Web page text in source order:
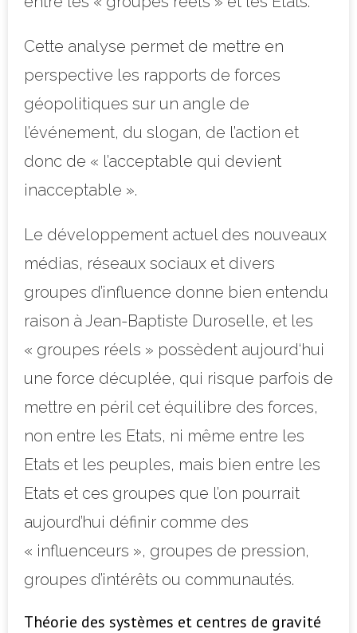
Cette analyse permet de mettre en
perspective les rapports de forces
géopolitiques sur un angle de
l’événement, du slogan, de l’action et
donc de « l’acceptable qui devient
inacceptable ».
Le développement actuel des nouveaux
médias, réseaux sociaux et divers
groupes d’influence donne bien entendu
raison à Jean-Baptiste Duroselle, et les
« groupes réels » possèdent aujourd‘hui
une force décuplée, qui risque parfois de
mettre en péril cet équilibre des forces,
non entre les Etats, ni même entre les
Etats et les peuples, mais bien entre les
Etats et ces groupes que l’on pourrait
aujourd’hui définir comme des
« influenceurs », groupes de pression,
groupes d’intérêts ou communautés.
Théorie des systèmes et centres de gravité